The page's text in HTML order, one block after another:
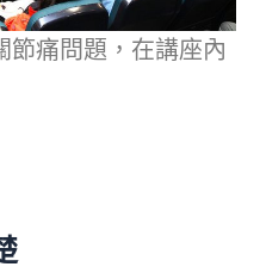
節痛問題，在講座內